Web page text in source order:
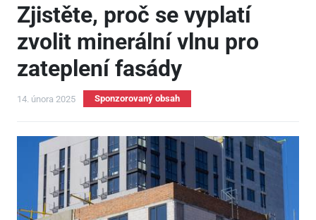
Zjistěte, proč se vyplatí
zvolit minerální vlnu pro
zateplení fasády
14. února 2025 Sponzorovaný obsah